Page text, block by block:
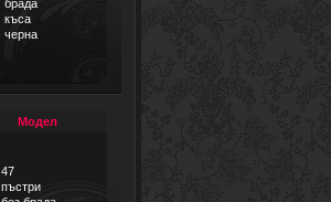
брада
къса
черна
Модел
47
пъстри